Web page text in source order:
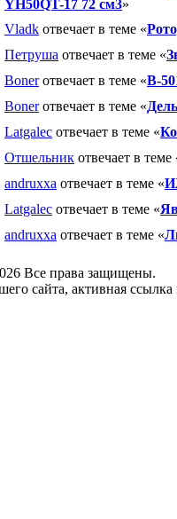
YH50QT-17 72 см3»
Vladk отвечает в теме «
Петруша отвечает в теме «
Bonerотвечает в теме «В-
Bonerотвечает в теме «
Latgalec отвечает в теме «
Отшельник отвечает в теме
andruxxa отвечает в теме «
Latgalec отвечает в теме «
andruxxa отвечает в теме «
Все права защищены.
сайта, активная